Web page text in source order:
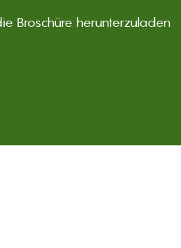
Broschüre herunterzuladen